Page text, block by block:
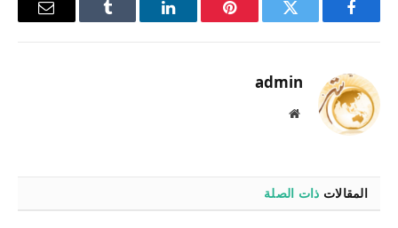
فيسبوك تويتر بينتيريستلينكدإن Tumblr
البريد
admin
موقع
المقالات ذات الصلة